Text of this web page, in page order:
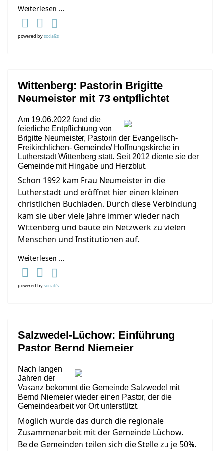
Weiterlesen …
powered bysocial2s
Wittenberg: Pastorin Brigitte
Neumeister mit 73 entpflichtet
Am 19.06.2022 fand die
feierliche Entpflichtung von
Brigitte Neumeister, Pastorin der Evangelisch-
Freikirchlichen- Gemeinde/ Hoffnungskirche in
Lutherstadt Wittenberg statt. Seit 2012 diente sie der
Gemeinde mit Hingabe und Herzblut.
Schon 1992 kam Frau Neumeister in die
Lutherstadt und eröffnet hier einen kleinen
christlichen Buchladen. Durch diese Verbindung
kam sie über viele Jahre immer wieder nach
Wittenberg und baute ein Netzwerk zu vielen
Menschen und Institutionen auf.
Weiterlesen …
powered bysocial2s
Salzwedel-Lüchow: Einführung
Pastor Bernd Niemeier
Nach langen
Jahren der
Vakanz bekommt die Gemeinde Salzwedel mit
Bernd Niemeier wieder einen Pastor, der die
Gemeindearbeit vor Ort unterstützt.
Möglich wurde das durch die regionale
Zusammenarbeit mit der Gemeinde Lüchow.
Beide Gemeinden teilen sich die Stelle zu je 50%.